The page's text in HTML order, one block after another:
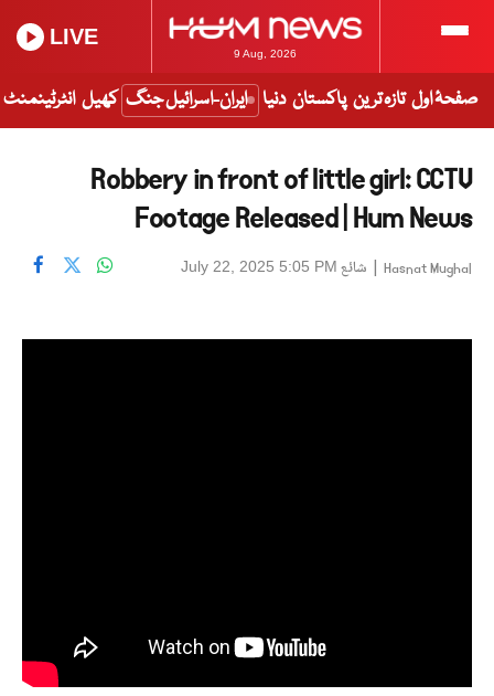
9 Aug, 2026
LIVE
صفحۂ اول تازہ ترین پاکستان دنیا ایران-اسرائیل جنگ کھیل انٹرٹینمنٹ
Robbery in front of little girl: CCTV
Footage Released | Hum News
Hasnat Mughal
| شائع July 22, 2025 5:05 PM